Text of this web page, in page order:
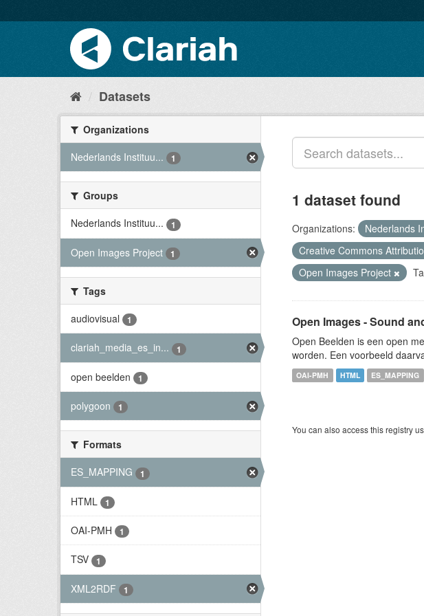
Datasets
Organizations
Nederlands Instituu...
1
Groups
Nederlands Instituu...
1
Open Images Project 1
Tags
audiovisual
1
clariah_media_es_in... 1
open beelden 1
polygoon 1
Formats
ES_MAPPING
1
HTML 1
OAI-PMH 1
TSV 1
XML2RDF 1
1 dataset found
Organizations: Nederlands
Creative Commons
Open Images Project
Open Images - Sound
Open Beelden is een open
worden. Een voorbeeld
OAI-PMH HTML ES_MAPPING
You can also access this registry